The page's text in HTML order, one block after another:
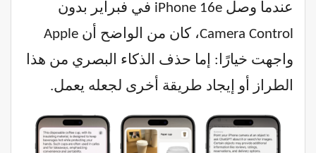
عندما وصل iPhone 16e في فبراير بدون
Camera Control، كان من الواضح أن Apple
واجهت خيارًا: إما حذف الذكاء البصري من هذا
الطراز أو إيجاد طريقة أخرى لجعله يعمل.